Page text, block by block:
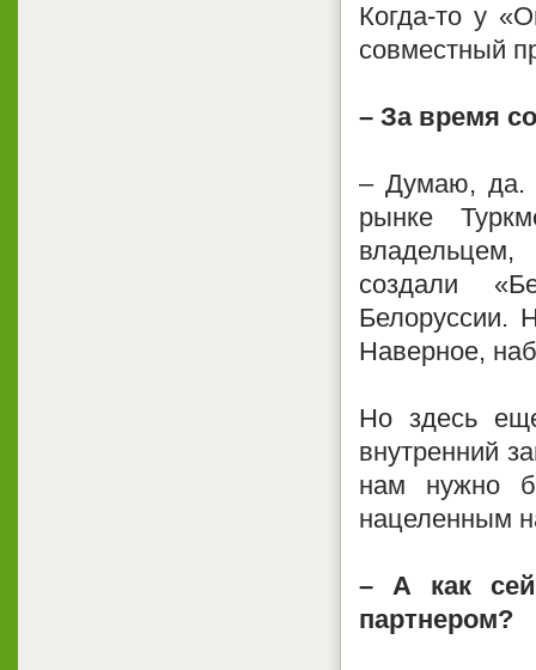
Когда-то у
совместный
– За время
– Думаю, да.
рынке
создали
Белоруссии.
Наверное,
Но здесь
внутренний
нам нужно
нацеленным
– А как
партнером?